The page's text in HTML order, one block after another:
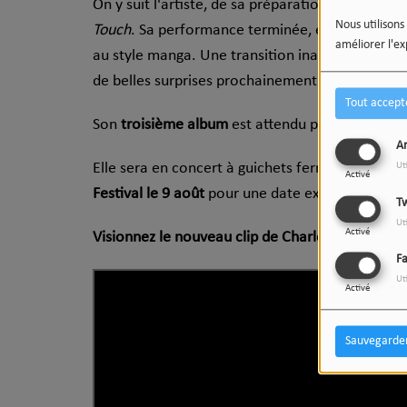
Nous
améliorer
Tout
Activé
Activé
Activé
On y suit l'artiste, de sa préparation en loge
Touch. Sa performance terminée, elle se dirige
au style manga. Une transition inattendue qui
de belles surprises prochainement.
Son troisième album est attendu pour l’
Elle sera en concert à guichets fermés le 28
Festival le 9 août pour une date exclusive en
Visionnez le nouveau clip de Charlotte Cardin :